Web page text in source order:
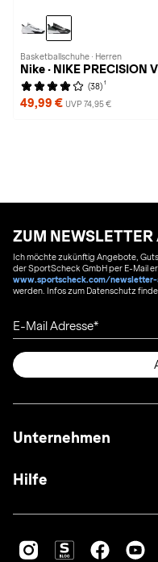
Basketballschuhe · Herren
Nike · NIKE PRECISION VII
(38) 1
49,99 € UVP 74,95 €
ZUM NEWSLETTER
Ich möchte zukünftig Angebote,
der SportScheck GmbH per E-Mail
www.sportscheck.com/
werden. Infos zum Datenschutz
E-Mail Adresse
Unternehmen
Hilfe